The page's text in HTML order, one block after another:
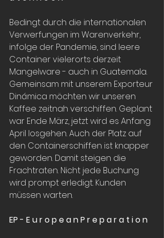
Bedingt durch die internationalen
Verwerfungen im Warenverkehr,
infolge der Pandemie, sind leere
Container vielerorts derzeit
Mangelware - auch in Guatemala.
Gemeinsam mit unserem Exporteur
Dinámica möchten wir unseren
Kaffee zeitnah verschiffen. Geplant
war Ende März, jetzt wird es Anfang
April losgehen. Auch der Platz auf
den Containerschiffen ist knapper
geworden. Damit steigen die
Frachtraten. Nicht jede Buchung
wird prompt erledigt. Kunden
müssen warten.
EP - E u r o p e a n P r e p a r a t i o n